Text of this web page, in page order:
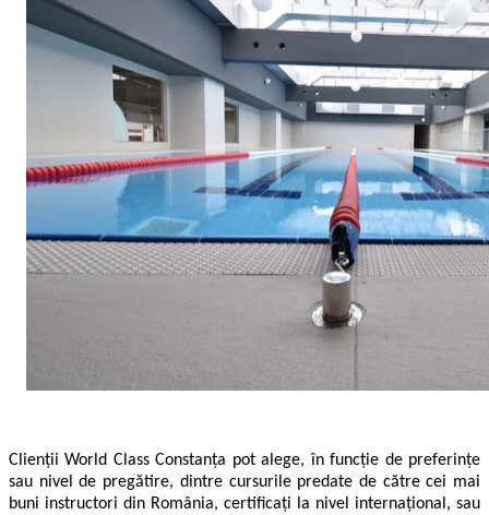
Clienții World Class Constanța pot alege, în funcție de preferințe
sau nivel de pregătire, dintre cursurile predate de către cei mai
buni instructori din România, certificați la nivel internațional, sau